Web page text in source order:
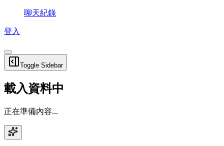
聊天紀錄
登入
Toggle Sidebar
載入資料中
正在準備內容...